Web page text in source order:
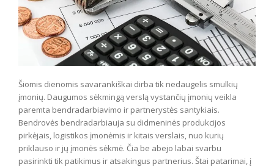
Šiomis dienomis savarankiškai dirba tik nedaugelis smulkių
įmonių. Daugumos sėkmingą verslą vystančių įmonių veikla
paremta bendradarbiavimo ir partnerystės santykiais.
Bendrovės bendradarbiauja su didmeninės produkcijos
pirkėjais, logistikos įmonėmis ir kitais verslais, nuo kurių
priklauso ir jų įmonės sėkmė. Čia be abejo labai svarbu
pasirinkti tik patikimus ir atsakingus partnerius. Štai patarimai, į